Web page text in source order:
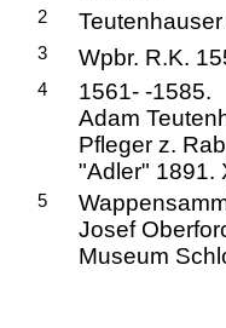
2
3 Wpbr. R.K.
4
1561- -1585.
Adam
Pfleger z.
"Adler" 1891.
5
Josef
Museum